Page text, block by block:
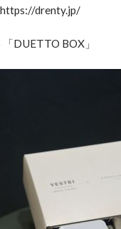
https://drenty.jp/
DUETTO BOX」